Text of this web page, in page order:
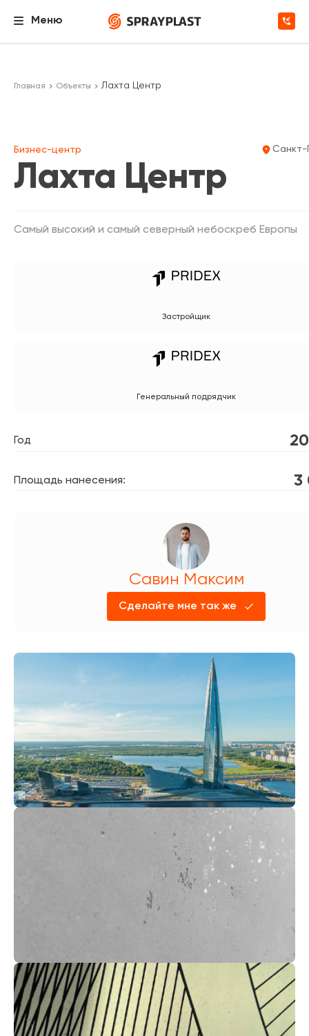
Меню
Главная Объекты Лахта Центр
Бизнес-центр Санкт-
Лахта Центр
Самый высокий и самый северный небоскреб Европы
Застройщик
Генеральный подрядчик
Год
Площадь нанесения: 3
Савин Максим
Сделайте мне так же